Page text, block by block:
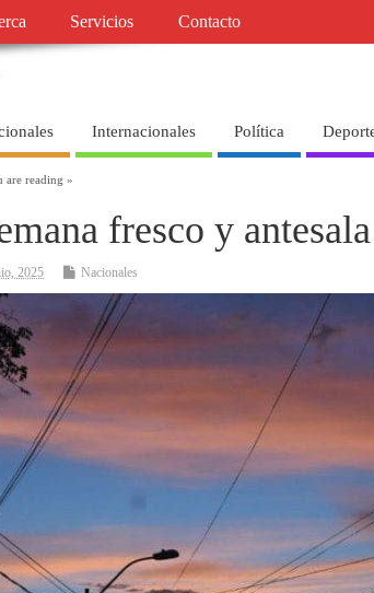
Servicios Contacto
Internacionales Política
are reading »
fresco y
2025 Nacionales